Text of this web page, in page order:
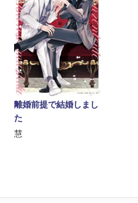
離婚前提で結婚しまし
た
慧